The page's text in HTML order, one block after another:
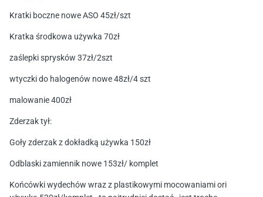
Kratki boczne nowe ASO 45zł/szt
Kratka środkowa używka 70zł
zaślepki sprysków 37zł/2szt
wtyczki do halogenów nowe 48zł/4 szt
malowanie 400zł
Zderzak tył:
Goły zderzak z dokładką używka 150zł
Odblaski zamiennik nowe 153zł/ komplet
Końcówki wydechów wraz z plastikowymi mocowaniami ori